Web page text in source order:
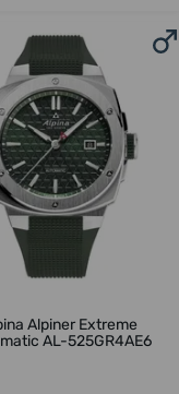
Alpiner Extreme
AL-525GR4AE6